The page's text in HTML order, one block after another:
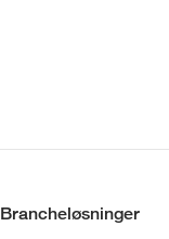
Brancheløsninger